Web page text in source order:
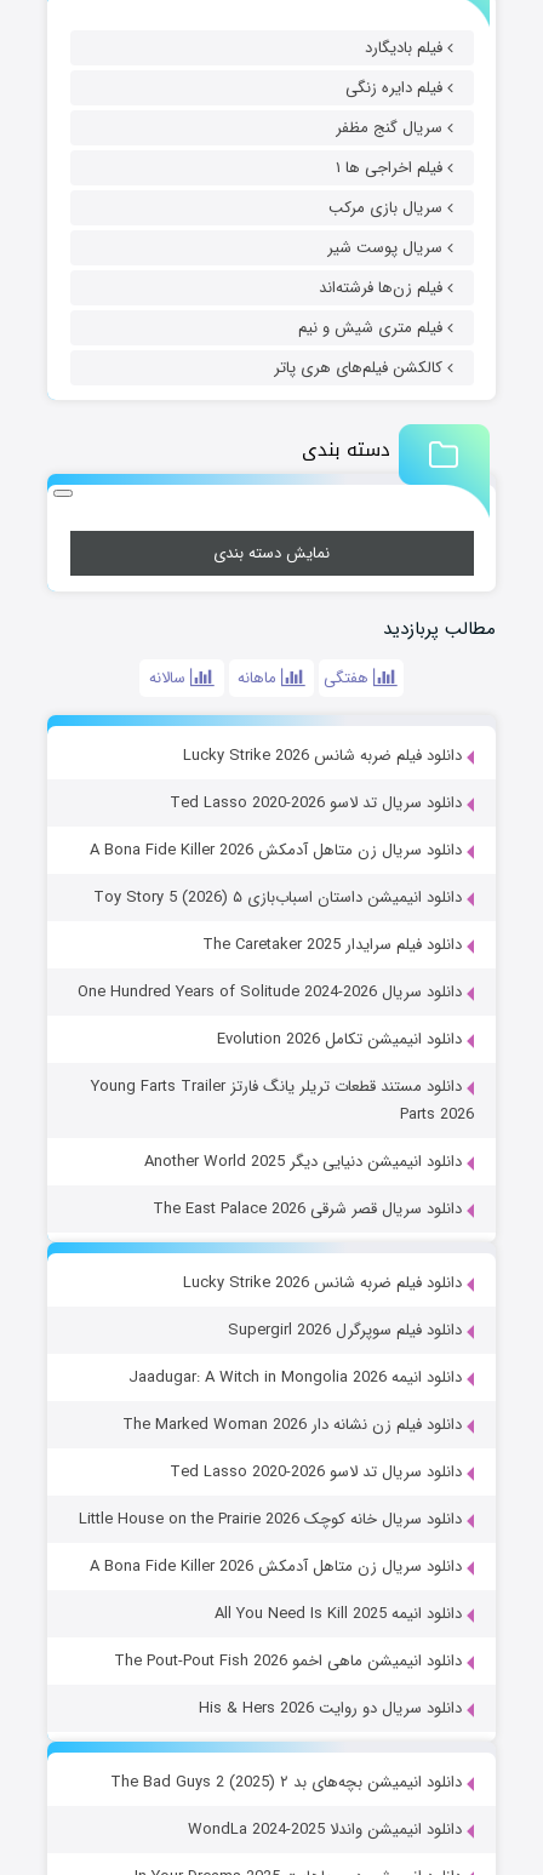
فیلم بادیگارد
فیلم دایره زنگی
سریال گنج مظفر
فیلم اخراجی ها ۱
سریال بازی مرکب
سریال پوست شیر
فیلم زن‌ها فرشته‌اند
فیلم متری شیش و نیم
کالکشن فیلم‌های هری پاتر
دسته بندی
نمایش دسته بندی
مطالب پربازدید
هفتگی ماهانه سالانه
دانلود فیلم ضربه شانس Lucky Strike 2026
دانلود سریال تد لاسو Ted Lasso 2020-2026
دانلود سریال زن متاهل آدمکش A Bona Fide Killer 2026
دانلود انیمیشن داستان اسباب‌بازی ۵ Toy Story 5 (2026)
دانلود فیلم سرایدار The Caretaker 2025
دانلود سریال One Hundred Years of Solitude 2024-2026
دانلود انیمیشن تکامل Evolution 2026
دانلود مستند قطعات تریلر یانگ فارتز Young Farts Trailer
Parts 2026
دانلود انیمیشن دنیایی دیگر Another World 2025
دانلود سریال قصر شرقی The East Palace 2026
دانلود فیلم ضربه شانس Lucky Strike 2026
دانلود فیلم سوپرگرل Supergirl 2026
دانلود انیمه Jaadugar: A Witch in Mongolia 2026
دانلود فیلم زن نشانه دار The Marked Woman 2026
دانلود سریال تد لاسو Ted Lasso 2020-2026
دانلود سریال خانه کوچک Little House on the Prairie 2026
دانلود سریال زن متاهل آدمکش A Bona Fide Killer 2026
دانلود انیمه All You Need Is Kill 2025
دانلود انیمیشن ماهی اخمو The Pout-Pout Fish 2026
دانلود سریال دو روایت His & Hers 2026
دانلود انیمیشن بچه‌های بد ۲ The Bad Guys 2 (2025)
دانلود انیمیشن واندلا WondLa 2024-2025